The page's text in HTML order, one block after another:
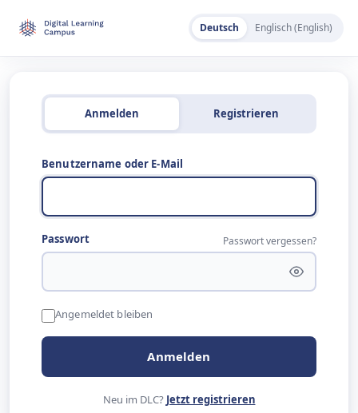
Deutsch Englisch (English)
Anmelden Registrieren
Benutzername oder E-Mail
Passwort Passwort vergessen?
Angemeldet bleiben
Anmelden
Neu im DLC? Jetzt registrieren